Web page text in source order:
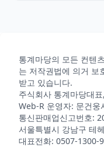
통계마당의 모든 컨텐츠
는 저작권법에 의거 보
받고 있습니다.
주식회사 통계마당대
Web-R 운영자: 문건웅
통신판매업신고번호:
서울특별시 강남구 테
대표전화: 0507-